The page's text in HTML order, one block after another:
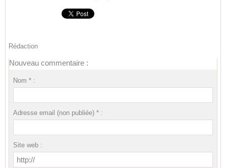
Rédaction
Nouveau commentaire :
Nom * :
Adresse email (non publiée) * :
Site web :